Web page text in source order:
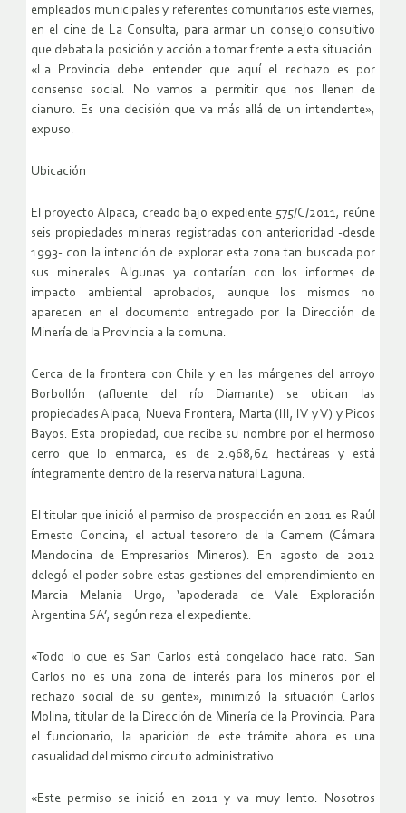
empleados municipales y referentes comunitarios este viernes,
en el cine de La Consulta, para armar un consejo consultivo
que debata la posición y acción a tomar frente a esta situación.
«La Provincia debe entender que aquí el rechazo es por
consenso social. No vamos a permitir que nos llenen de
cianuro. Es una decisión que va más allá de un intendente»,
expuso.
Ubicación
El proyecto Alpaca, creado bajo expediente 575/C/2011, reúne
seis propiedades mineras registradas con anterioridad -desde
1993- con la intención de explorar esta zona tan buscada por
sus minerales. Algunas ya contarían con los informes de
impacto ambiental aprobados, aunque los mismos no
aparecen en el documento entregado por la Dirección de
Minería de la Provincia a la comuna.
Cerca de la frontera con Chile y en las márgenes del arroyo
Borbollón (afluente del río Diamante) se ubican las
propiedades Alpaca, Nueva Frontera, Marta (III, IV y V) y Picos
Bayos. Esta propiedad, que recibe su nombre por el hermoso
cerro que lo enmarca, es de 2.968,64 hectáreas y está
íntegramente dentro de la reserva natural Laguna.
El titular que inició el permiso de prospección en 2011 es Raúl
Ernesto Concina, el actual tesorero de la Camem (Cámara
Mendocina de Empresarios Mineros). En agosto de 2012
delegó el poder sobre estas gestiones del emprendimiento en
Marcia Melania Urgo, ‘apoderada de Vale Exploración
Argentina SA’, según reza el expediente.
«Todo lo que es San Carlos está congelado hace rato. San
Carlos no es una zona de interés para los mineros por el
rechazo social de su gente», minimizó la situación Carlos
Molina, titular de la Dirección de Minería de la Provincia. Para
el funcionario, la aparición de este trámite ahora es una
casualidad del mismo circuito administrativo.
«Este permiso se inició en 2011 y va muy lento. Nosotros